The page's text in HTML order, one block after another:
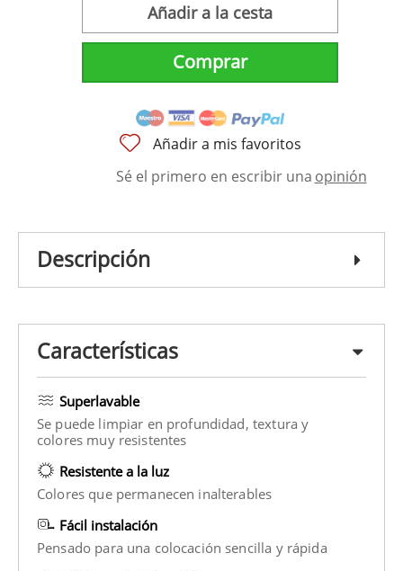
Añadir a la cesta
Comprar
Añadir a mis favoritos
Sé el primero en escribir una opinión
Descripción
Características
Superlavable
Se puede limpiar en profundidad, textura y
colores muy resistentes
Resistente a la luz
Colores que permanecen inalterables
Fácil instalación
Pensado para una colocación sencilla y rápida